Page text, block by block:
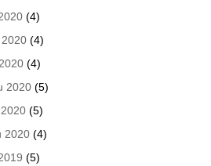
(4)
(4)
(4)
2020 (5)
(5)
2020 (4)
(5)